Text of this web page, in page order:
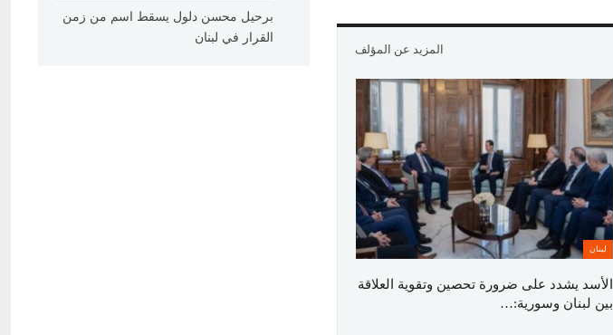
المزيد عن المؤلف
لبنان
الأسد يشدد على ضرورة تحصين وتقوية العلاقة
بين لبنان وسورية:…
برحيل محسن دلول يسقط اسم من زمن
القرار في لبنان